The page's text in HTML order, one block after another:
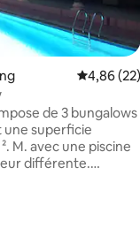
4,86 (22)
de 3 bungalows
une superficie
M. avec une piscine
différente.